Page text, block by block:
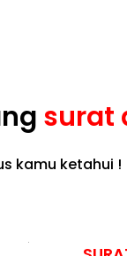
surat
kamu ketahui !